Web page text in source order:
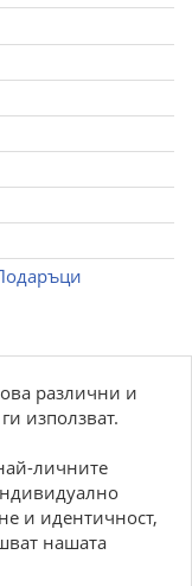
различни и
използват.
личните
и идентичност,
нашата